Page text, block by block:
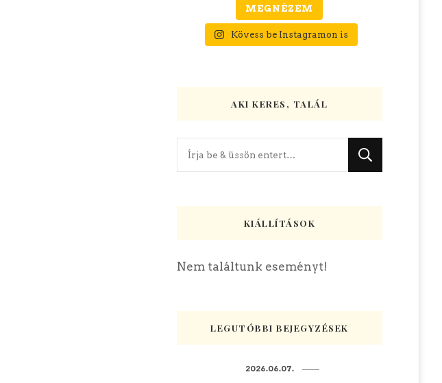
MEGNÉZEM
Kövess be Instagramon is
AKI KERES, TALÁL
Keres
KIÁLLÍTÁSOK
Nem találtunk eseményt!
LEGUTÓBBI BEJEGYZÉSEK
2026.06.07.